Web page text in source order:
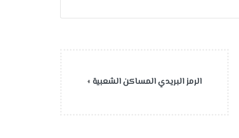
الرمز البريدي المساكن الشعبية »